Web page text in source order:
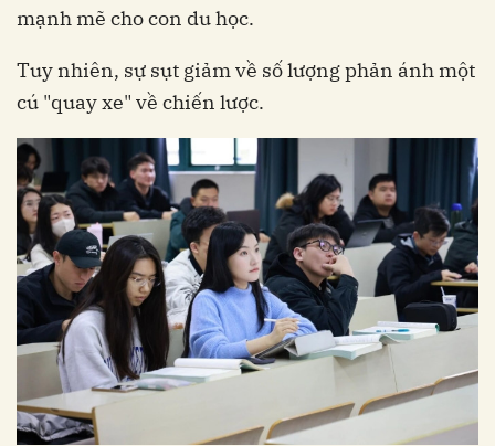
mạnh mẽ cho con du học.
Tuy nhiên, sự sụt giảm về số lượng phản ánh một
cú "quay xe" về chiến lược.